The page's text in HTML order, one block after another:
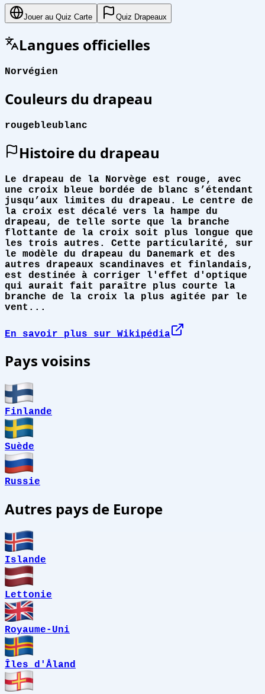
Jouer au Quiz Carte Quiz Drapeaux
Langues officielles
Norvégien
Couleurs du drapeau
rougebleublanc
Histoire du drapeau
Le drapeau de la Norvège est rouge, avec
une croix bleue bordée de blanc s’étendant
jusqu’aux limites du drapeau. Le centre de
la croix est décalé vers la hampe du
drapeau, de telle sorte que la branche
flottante de la croix soit plus longue que
les trois autres. Cette particularité, sur
le modèle du drapeau du Danemark et des
autres drapeaux scandinaves et finlandais,
est destinée à corriger l'effet d'optique
qui aurait fait paraître plus courte la
branche de la croix la plus agitée par le
vent...
En savoir plus sur Wikipédia
Pays voisins
Finlande
Suède
Russie
Autres pays de Europe
Islande
Lettonie
Royaume-Uni
Îles d'Åland